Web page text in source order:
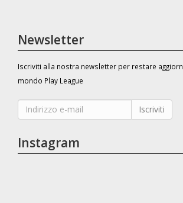
Newsletter
Iscriviti alla nostra newsletter per restare
mondo Play League
Iscriviti
Instagram